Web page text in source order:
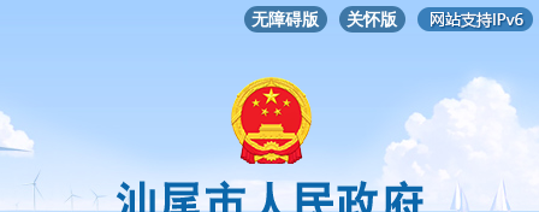
无障碍版 关怀版